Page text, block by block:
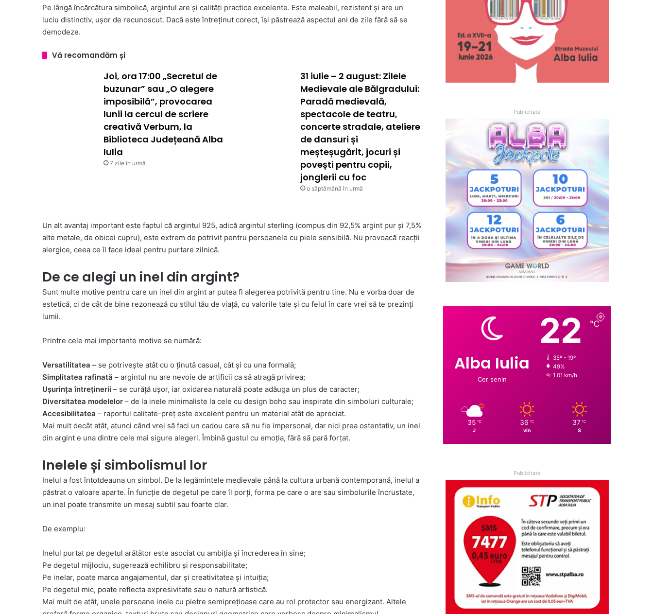
Pe lângă încărcătura simbolică, argintul are și calități practice excelente. Este maleabil, rezistent și are un
luciu distinctiv, ușor de recunoscut. Dacă este întreținut corect, își păstrează aspectul ani de zile fără să se
demodeze.
Vă recomandăm și
Joi, ora 17:00 „Secretul de
buzunar” sau „O alegere
imposibilă”, provocarea
lunii la cercul de scriere
creativă Verbum, la
Biblioteca Județeană Alba
Iulia
7 zile în urmă
31 iulie – 2 august: Zilele
Medievale ale Bălgradului:
Paradă medievală,
spectacole de teatru,
concerte stradale, ateliere
de dansuri și
meșteșugărit, jocuri și
povești pentru copii,
jonglerii cu foc
o săptămână în urmă
Un alt avantaj important este faptul că argintul 925, adică argintul sterling (compus din 92,5% argint pur și 7,5%
alte metale, de obicei cupru), este extrem de potrivit pentru persoanele cu piele sensibilă. Nu provoacă reacții
alergice, ceea ce îl face ideal pentru purtare zilnică.
De ce alegi un inel din argint?
Sunt multe motive pentru care un inel din argint ar putea fi alegerea potrivită pentru tine. Nu e vorba doar de
estetică, ci de cât de bine rezonează cu stilul tău de viață, cu valorile tale și cu felul în care vrei să te prezinți
lumii.
Printre cele mai importante motive se numără:
Versatilitatea – se potrivește atât cu o ținută casual, cât și cu una formală;
Simplitatea rafinată – argintul nu are nevoie de artificii ca să atragă privirea;
Ușurința întreținerii – se curăță ușor, iar oxidarea naturală poate adăuga un plus de caracter;
Diversitatea modelelor – de la inele minimaliste la cele cu design boho sau inspirate din simboluri culturale;
Accesibilitatea – raportul calitate-preț este excelent pentru un material atât de apreciat.
Mai mult decât atât, atunci când vrei să faci un cadou care să nu fie impersonal, dar nici prea ostentativ, un inel
din argint e una dintre cele mai sigure alegeri. Îmbină gustul cu emoția, fără să pară forțat.
Inelele și simbolismul lor
Inelul a fost întotdeauna un simbol. De la legămintele medievale până la cultura urbană contemporană, inelul a
păstrat o valoare aparte. În funcție de degetul pe care îl porți, forma pe care o are sau simbolurile încrustate,
un inel poate transmite un mesaj subtil sau foarte clar.
De exemplu:
Inelul purtat pe degetul arătător este asociat cu ambiția și încrederea în sine;
Pe degetul mijlociu, sugerează echilibru și responsabilitate;
Pe inelar, poate marca angajamentul, dar și creativitatea și intuiția;
Pe degetul mic, poate reflecta expresivitate sau o natură artistică.
Mai mult de atât, unele persoane inele cu pietre semiprețioase care au rol protector sau energizant. Altele
Publicitate
Alba Iulia
Cer senin
22 ℃
35º - 19º
49%
1.01 km/h
35 ℃
J
36 ℃
vin
37 ℃
S
Publicitate